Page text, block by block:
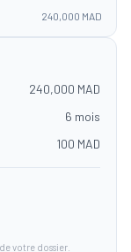
240,000 MAD
240,000 MAD
6 mois
100 MAD
votre dossier.